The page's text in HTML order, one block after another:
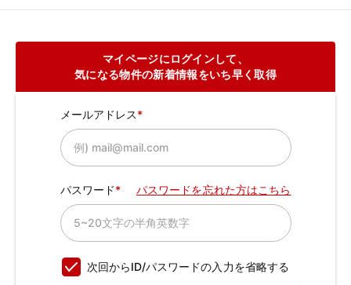
マイページにログインして、
気になる物件の新着情報をいち早く取得
メールアドレス
パスワード パスワードを忘れた方はこちら
次回からID/パスワードの入力を省略する